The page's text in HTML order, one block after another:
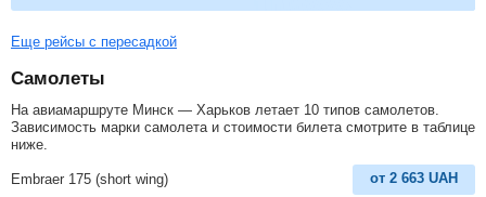
Еще рейсы с пересадкой
Самолеты
На авиамаршруте Минск — Харьков летает 10 типов самолетов.
Зависимость марки самолета и стоимости билета смотрите в таблице
ниже.
Embraer 175 (short wing) от 2 663 UAH